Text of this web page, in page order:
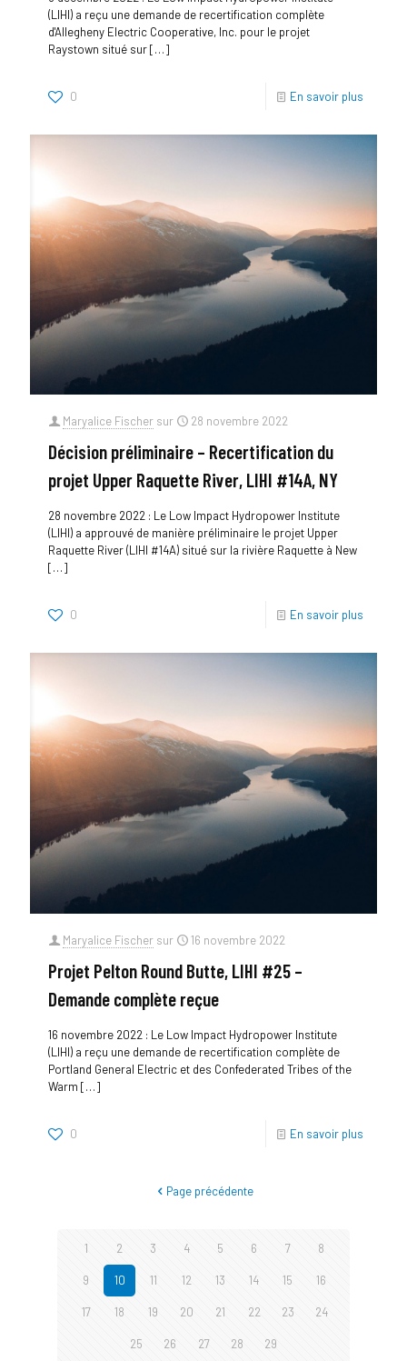
(LIHI) a reçu une demande de recertification complète
d'Allegheny Electric Cooperative, Inc. pour le projet
Raystown situé sur[…]
0 En savoir plus
Maryalice Fischer sur 28 novembre 2022
Décision préliminaire – Recertification du
projet Upper Raquette River, LIHI #14A, NY
28 novembre 2022 : Le Low Impact Hydropower Institute
(LIHI) a approuvé de manière préliminaire le projet Upper
Raquette River (LIHI #14A) situé sur la rivière Raquette à New
[…]
0 En savoir plus
Maryalice Fischer sur 16 novembre 2022
Projet Pelton Round Butte, LIHI #25 –
Demande complète reçue
16 novembre 2022 : Le Low Impact Hydropower Institute
(LIHI) a reçu une demande de recertification complète de
Portland General Electric et des Confederated Tribes of the
Warm […]
0 En savoir plus
Page précédente
1 2 3 4 5 6 7 8
9 10 11 12 13 14 15 16
17 18 19 20 21 22 23 24
25 26 27 28 29